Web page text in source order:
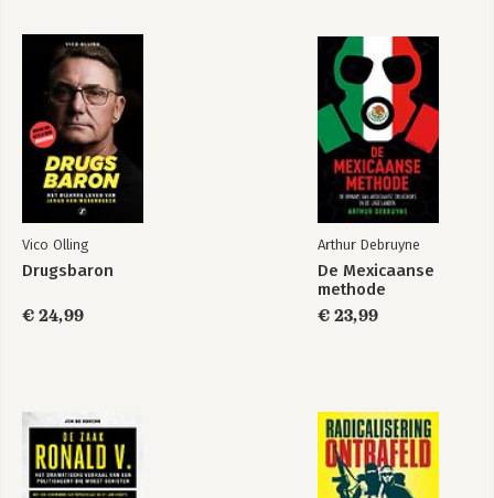
Vico Olling
Drugsbaron
€ 24,99
Arthur Debruyne
De Mexicaanse
methode
€ 23,99